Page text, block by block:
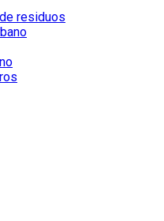
residuos